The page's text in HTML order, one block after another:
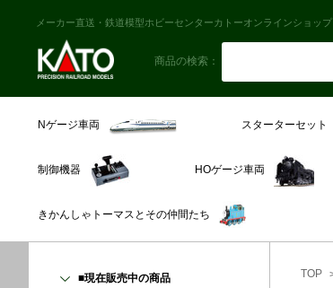
メーカー直送・鉄道模型ホビーセンターカトーオンラインショップ
商品の検索：
Nゲージ車両 スターターセット
制御機器 HOゲージ車両
きかんしゃトーマスとその仲間たち
TOP
■現在販売中の商品